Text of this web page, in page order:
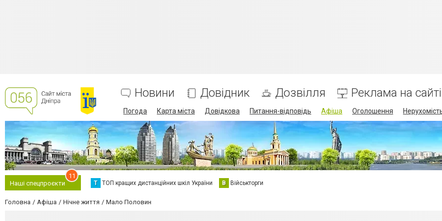
Новини Довідник Дозвілля Реклама на сайті
Погода Карта міста Довідкова Питання-відповідь Афіша Оголошення
Наші спецпроєкти
11
Т ТОП кращих дистанційних шкіл України В Військторги
Головна Афіша Нічне життя Мало Половин